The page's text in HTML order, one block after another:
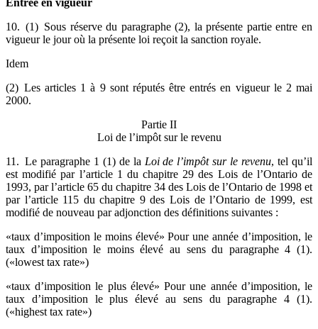
Entrée en vigueur
10. (1) Sous réserve du paragraphe (2), la présente partie entre en
vigueur le jour où la présente loi reçoit la sanction royale.
Idem
(2) Les articles 1 à 9 sont réputés être entrés en vigueur le 2 mai
2000.
Partie II
Loi de l’impôt sur le revenu
11. Le paragraphe 1 (1) de la Loi de l’impôt sur le revenu, tel qu’il
est modifié par l’article 1 du chapitre 29 des Lois de l’Ontario de
1993, par l’article 65 du chapitre 34 des Lois de l’Ontario de 1998 et
par l’article 115 du chapitre 9 des Lois de l’Ontario de 1999, est
modifié de nouveau par adjonction des définitions suivantes :
«taux d’imposition le moins élevé» Pour une année d’imposition, le
taux d’imposition le moins élevé au sens du paragraphe 4 (1).
(«lowest tax rate»)
«taux d’imposition le plus élevé» Pour une année d’imposition, le
taux d’imposition le plus élevé au sens du paragraphe 4 (1).
(«highest tax rate»)